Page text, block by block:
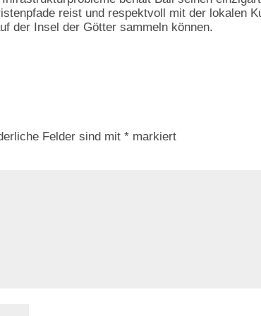
reist und respektvoll mit der lokalen
der Insel der Götter sammeln können.
Felder sind mit * markiert